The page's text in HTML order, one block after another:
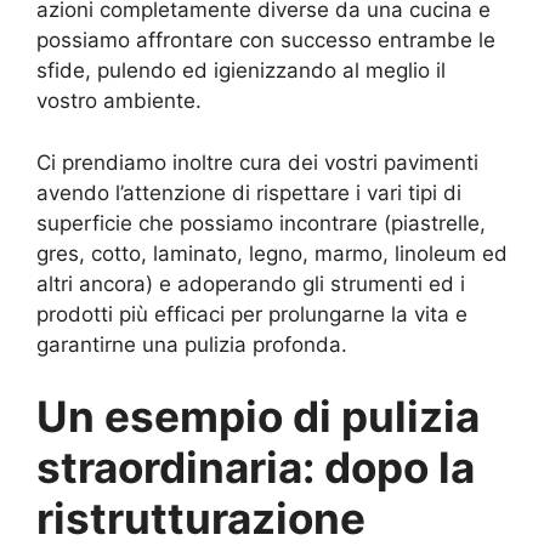
azioni completamente diverse da una cucina e
possiamo affrontare con successo entrambe le
sfide, pulendo ed igienizzando al meglio il
vostro ambiente.
Ci prendiamo inoltre cura dei vostri pavimenti
avendo l’attenzione di rispettare i vari tipi di
superficie che possiamo incontrare (piastrelle,
gres, cotto, laminato, legno, marmo, linoleum ed
altri ancora) e adoperando gli strumenti ed i
prodotti più efficaci per prolungarne la vita e
garantirne una pulizia profonda.
Un esempio di pulizia
straordinaria: dopo la
ristrutturazione